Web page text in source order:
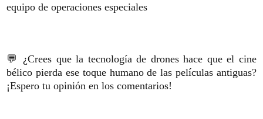
equipo de operaciones especiales
💬 ¿Crees que la tecnología de drones hace que el cine
bélico pierda ese toque humano de las películas antiguas?
¡Espero tu opinión en los comentarios!